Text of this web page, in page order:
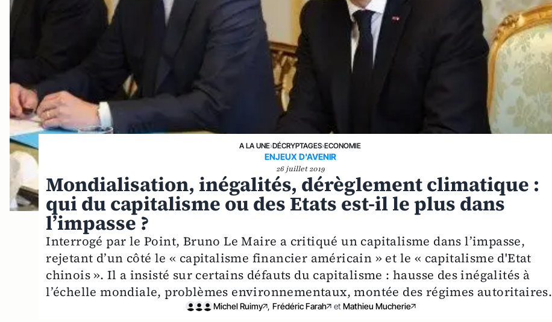
A LA UNE›DÉCRYPTAGES›ECONOMIE
ENJEUX D'AVENIR
26 juillet 2019
Mondialisation, inégalités, dérèglement climatique :
qui du capitalisme ou des Etats est-il le plus dans
l’impasse ?
Interrogé par le Point, Bruno Le Maire a critiqué un capitalisme dans l’impasse,
rejetant d’un côté le « capitalisme financier américain » et le « capitalisme d'Etat
chinois ». Il a insisté sur certains défauts du capitalisme : hausse des inégalités à
l’échelle mondiale, problèmes environnementaux, montée des régimes autoritaires.
Michel Ruimy , Frédéric Farah et Mathieu Mucherie